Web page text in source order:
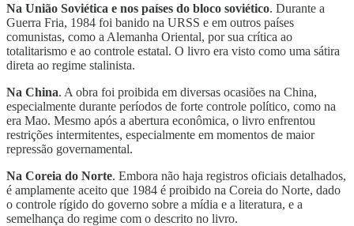
Na União Soviética e nos países do bloco soviético. Durante a
Guerra Fria, 1984 foi banido na URSS e em outros países
comunistas, como a Alemanha Oriental, por sua crítica ao
totalitarismo e ao controle estatal. O livro era visto como uma sátira
direta ao regime stalinista.
Na China. A obra foi proibida em diversas ocasiões na China,
especialmente durante períodos de forte controle político, como na
era Mao. Mesmo após a abertura econômica, o livro enfrentou
restrições intermitentes, especialmente em momentos de maior
repressão governamental.
Na Coreia do Norte. Embora não haja registros oficiais detalhados,
é amplamente aceito que 1984 é proibido na Coreia do Norte, dado
o controle rígido do governo sobre a mídia e a literatura, e a
semelhança do regime com o descrito no livro.